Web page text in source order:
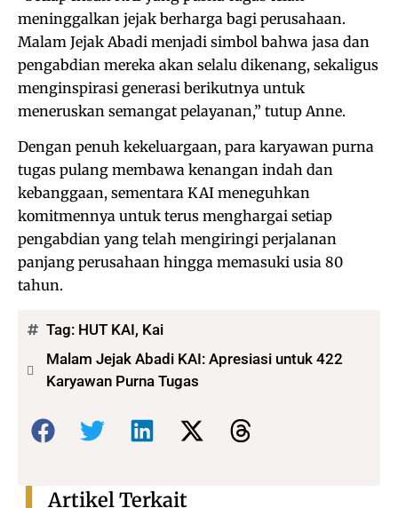
meninggalkan jejak berharga bagi perusahaan.
Malam Jejak Abadi menjadi simbol bahwa jasa dan
pengabdian mereka akan selalu dikenang, sekaligus
menginspirasi generasi berikutnya untuk
meneruskan semangat pelayanan,” tutup Anne.
Dengan penuh kekeluargaan, para karyawan purna
tugas pulang membawa kenangan indah dan
kebanggaan, sementara KAI meneguhkan
komitmennya untuk terus menghargai setiap
pengabdian yang telah mengiringi perjalanan
panjang perusahaan hingga memasuki usia 80
tahun.
Tag: HUT KAI, Kai
Malam Jejak Abadi KAI: Apresiasi untuk 422
Karyawan Purna Tugas
Bagikan:
Artikel Terkait